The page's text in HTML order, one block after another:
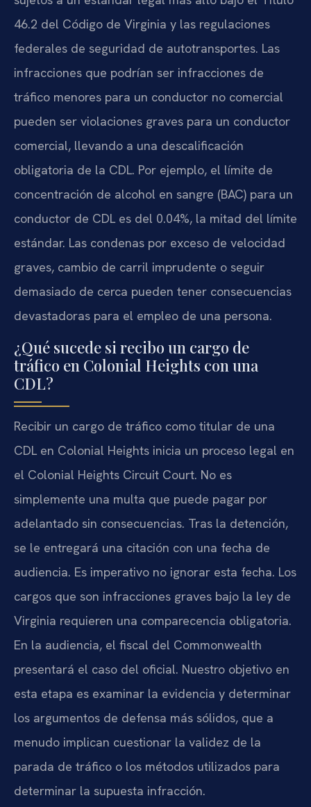
46.2 del Código de Virginia y las regulaciones
federales de seguridad de autotransportes. Las
infracciones que podrían ser infracciones de
tráfico menores para un conductor no comercial
pueden ser violaciones graves para un conductor
comercial, llevando a una descalificación
obligatoria de la CDL. Por ejemplo, el límite de
concentración de alcohol en sangre (BAC) para un
conductor de CDL es del 0.04%, la mitad del límite
estándar. Las condenas por exceso de velocidad
graves, cambio de carril imprudente o seguir
demasiado de cerca pueden tener consecuencias
devastadoras para el empleo de una persona.
¿Qué sucede si recibo un cargo de
tráfico en Colonial Heights con una
CDL?
Recibir un cargo de tráfico como titular de una
CDL en Colonial Heights inicia un proceso legal en
el Colonial Heights Circuit Court. No es
simplemente una multa que puede pagar por
adelantado sin consecuencias. Tras la detención,
se le entregará una citación con una fecha de
audiencia. Es imperativo no ignorar esta fecha. Los
cargos que son infracciones graves bajo la ley de
Virginia requieren una comparecencia obligatoria.
En la audiencia, el fiscal del Commonwealth
presentará el caso del oficial. Nuestro objetivo en
esta etapa es examinar la evidencia y determinar
los argumentos de defensa más sólidos, que a
menudo implican cuestionar la validez de la
parada de tráfico o los métodos utilizados para
determinar la supuesta infracción.